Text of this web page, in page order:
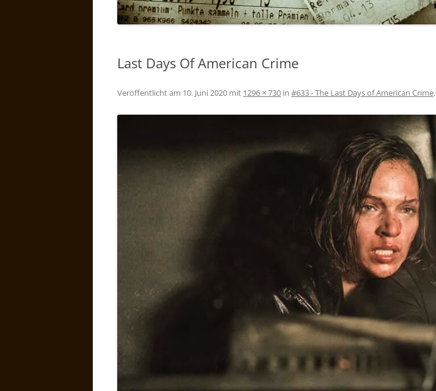
Last Days Of American Crime
Veröffentlicht am 10. Juni 2020 mit 1296 × 730 in #633 - The Last Days of American Crime.